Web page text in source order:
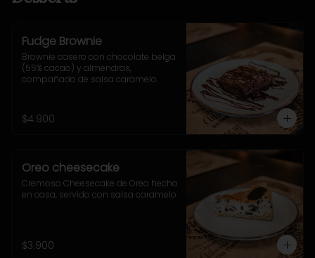
Fudge Brownie
Brownie casero con chocolate belga
(55% cacao) y almendras,
compañado de salsa caramelo.
$4.900
Oreo cheesecake
Cremoso Cheesecake de Oreo hecho
en casa, servido con salsa caramelo.
$3.900